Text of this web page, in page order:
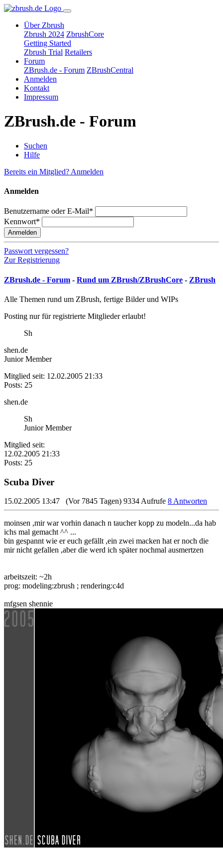
Über Zbrush
Zbrush 2024 ZbrushCore
Getting Started
Zbrush Trial Retailers
Forum
ZBrush.de - Forum ZBrushCentral
Anmelden
Kontakt
Impressum
ZBrush.de - Forum
Suchen
Hilfe
Bereits ein Mitglied? Anmelden
Anmelden
Benutzername oder E-Mail*
Kennwort*
Anmelden
Passwort vergessen?
Zur Registrierung
ZBrush.de - Forum - Rund um ZBrush/ZBrushCore - ZBrush
Alle Themen rund um ZBrush, fertige Bilder und WIPs
Posting nur für registrierte Mitglieder erlaubt!
Sh
shen.de
Junior Member
Mitglied seit: 12.02.2005 21:33
Posts: 25
shen.de
Sh
Junior Member
Mitglied seit:
12.02.2005 21:33
Posts: 25
Scuba Diver
15.02.2005 13:47 (Vor 7845 Tagen) 9334 Aufrufe 8 Antworten
moinsen ,mir war vorhin danach n taucher kopp zu modeln...da hab
ichs mal gemacht ^^ ...
bin gespannt wie er euch gefällt ,ein zwei macken hat er noch die
mir nicht gefallen ,aber die werd ich später nochmal ausmertzen
arbeitszeit: ~2h
prog: modeling:zbrush ; rendering:c4d
mfgsen shennie